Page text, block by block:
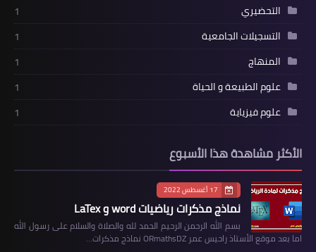
التحضيري
1
التسجيلات الجامعية
1
المنهاج
1
علوم الطبيعة و الحياة
1
علوم فيزياية
1
الأكثر مشاهدة هذا الأسبوع
17 أغسطس 2022
نماذج مذكرات رياضيات word و LaTex
بسم الله الرحمن الرحيم الحمد لله والصلاة والسلام على رسول الله
اما بعد موقع الأستاذ راحيس عمر ORmathsDZ نماذج مذكرات…